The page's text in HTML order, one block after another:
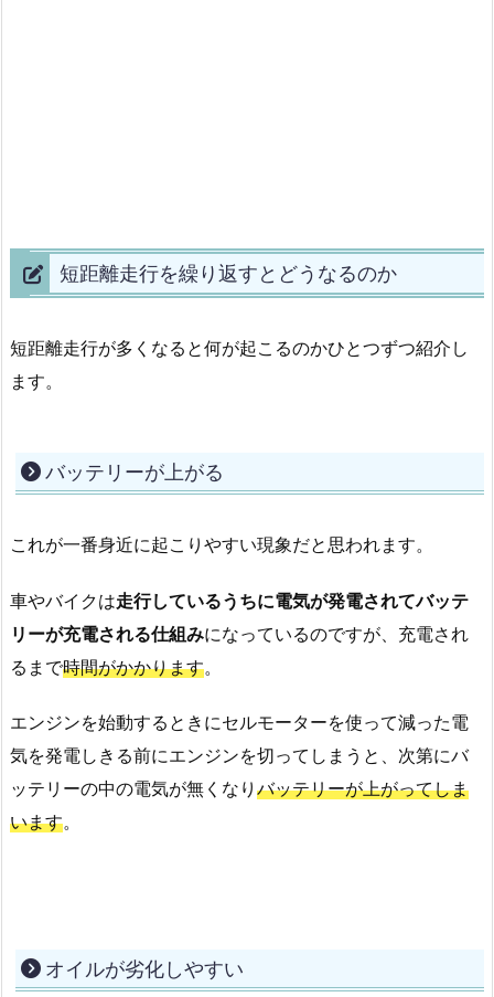
短距離走行を繰り返すとどうなるのか
短距離走行が多くなると何が起こるのかひとつずつ紹介し
ます。
バッテリーが上がる
これが一番身近に起こりやすい現象だと思われます。
車やバイクは走行しているうちに電気が発電されてバッテ
リーが充電される仕組みになっているのですが、充電され
るまで時間がかかります。
エンジンを始動するときにセルモーターを使って減った電
気を発電しきる前にエンジンを切ってしまうと、次第にバ
ッテリーの中の電気が無くなり バッテリーが上がってしま
います。
オイルが劣化しやすい